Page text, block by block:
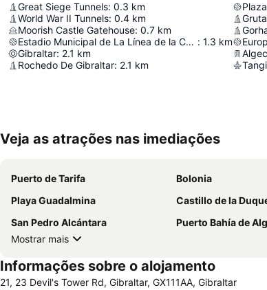
Great Siege Tunnels: 0.3 km
World War II Tunnels: 0.4 km
Moorish Castle Gatehouse: 0.7 km
Estadio Municipal de La Línea de la Concepción : 1.3 km
Gibraltar: 2.1 km
Rochedo De Gibraltar: 2.1 km
Veja as atrações nas imediações
Puerto de Tarifa Bolonia
Playa Guadalmina
Castillo de la
San Pedro Alcántara
Puerto Bahía de
Mostrar mais
Informações sobre o alojamento
21, 23 Devil's Tower Rd, Gibraltar, GX111AA, Gibraltar